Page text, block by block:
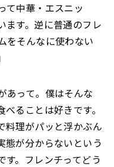
て中華・エスニッ
ます。逆に普通のフレ
をそんなに使わない
あって。僕はそんな
ることは好きです。
料理がパッと浮かぶん
態が分からないという
す。フレンチってどう